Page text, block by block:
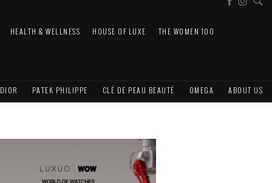
HEALTH & WELLNESS HOUSE OF LUXE THE WOMEN 100
DIOR PATEK PHILIPPE CLÉ DE PEAU BEAUTÉ OMEGA ABOUT US